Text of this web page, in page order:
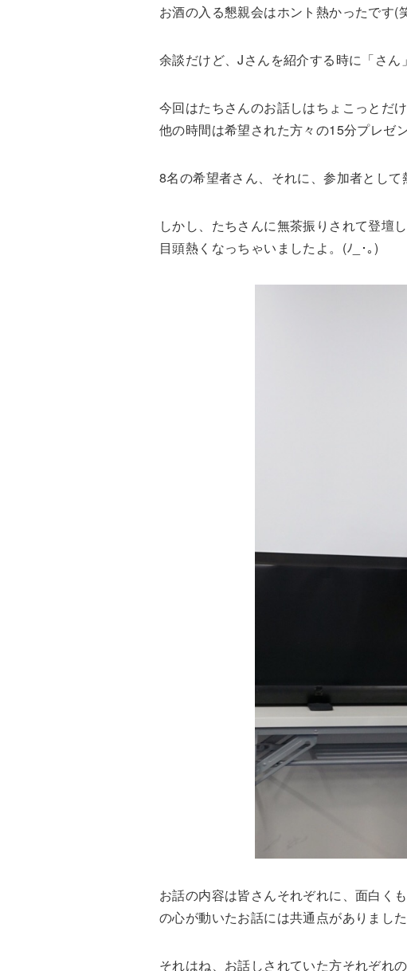
お酒の入る懇親会はホント熱かったです(
余談だけど、Jさんを紹介する時に「さん
今回はたちさんのお話しはちょこっとだけ
他の時間は希望された方々の15分プレゼ
8名の希望者さん、それに、参加者とし
しかし、たちさんに無茶振りされて登壇
目頭熱くなっちゃいましたよ。(ﾉ_･｡)
お話の内容は皆さんそれぞれに、面白く
の心が動いたお話には共通点がありました
それはね、お話しされていた方それぞれ